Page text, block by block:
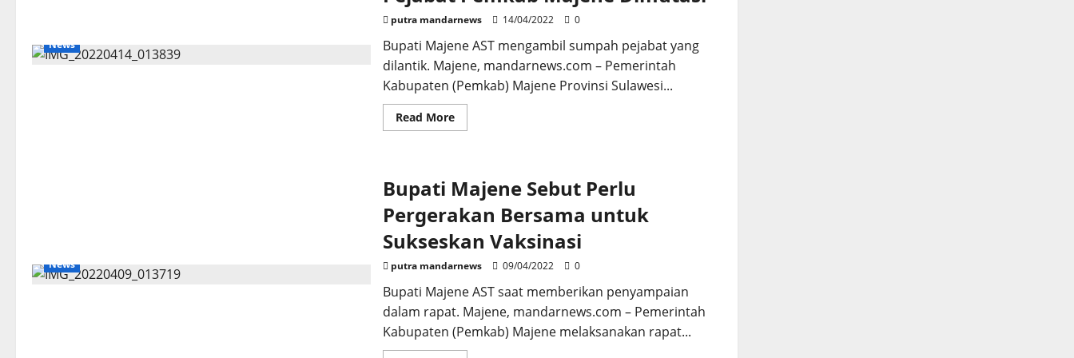
News
putra mandarnews 14/04/2022 0
Bupati Majene AST mengambil sumpah pejabat yang
dilantik. Majene, mandarnews.com – Pemerintah
Kabupaten (Pemkab) Majene Provinsi Sulawesi...
Read MoreRead
more
Dimutasi
News
Bupati Majene Sebut Perlu
Pergerakan Bersama untuk
Sukseskan Vaksinasi
putra mandarnews 09/04/2022 0
Bupati Majene AST saat memberikan penyampaian
dalam rapat. Majene, mandarnews.com – Pemerintah
Kabupaten (Pemkab) Majene melaksanakan rapat...